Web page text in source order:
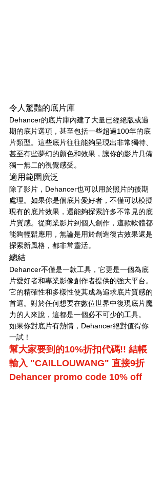
令人驚豔的底片庫
Dehancer的底片庫內建了大量已經絕版或過
期的底片選項，甚至包括一些超過100年的底
片類型。這些底片往往能夠呈現出非常獨特、
甚至有些夢幻的顏色和效果，讓你的影片具備
獨一無二的視覺感受。
適用範圍廣泛
除了影片，Dehancer也可以用於照片的後期
處理。如果你是個底片愛好者，不僅可以模擬
現有的底片效果，還能夠探索許多不常見的底
片質感。從商業影片到個人創作，這款軟體都
能夠輕鬆應用，無論是用於創造復古效果還是
探索新風格，都非常靈活。
總結
Dehancer不僅是一款工具，它更是一個為底
片愛好者和專業影像創作者提供的強大平台。
它的精確性和多樣性使其成為追求底片質感的
首選。對於任何想要在數位世界中復現底片魔
力的人來說，這都是一個必不可少的工具。
如果你對底片有熱情，Dehancer絕對值得你
一試！
幫大家要到的10%折扣代碼!! 結帳
輸入 "CAILLOUWANG" 直接9折
Dehancer promo code 10% off